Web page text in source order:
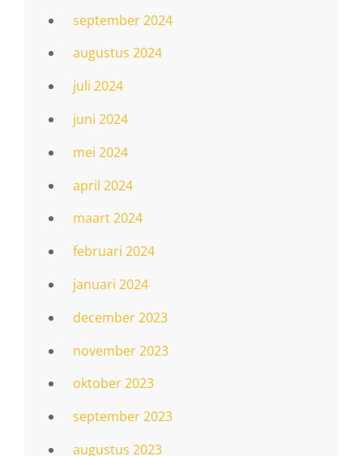
september 2024
augustus 2024
juli 2024
juni 2024
mei 2024
april 2024
maart 2024
februari 2024
januari 2024
december 2023
november 2023
oktober 2023
september 2023
augustus 2023